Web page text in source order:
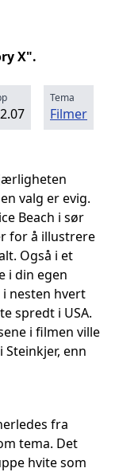
X".
Tema
Filmer
valg er evig.
Beach i sør
for å illustrere
Også i et
i din egen
nesten hvert
spredt i USA.
i filmen ville
enn
fra
tema. Det
hvite som